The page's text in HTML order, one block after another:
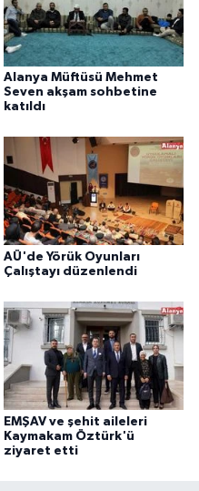
Alanya Müftüsü Mehmet
Seven akşam sohbetine
katıldı
AÜ'de Yörük Oyunları
Çalıştayı düzenlendi
EMŞAV ve şehit aileleri
Kaymakam Öztürk'ü
ziyaret etti